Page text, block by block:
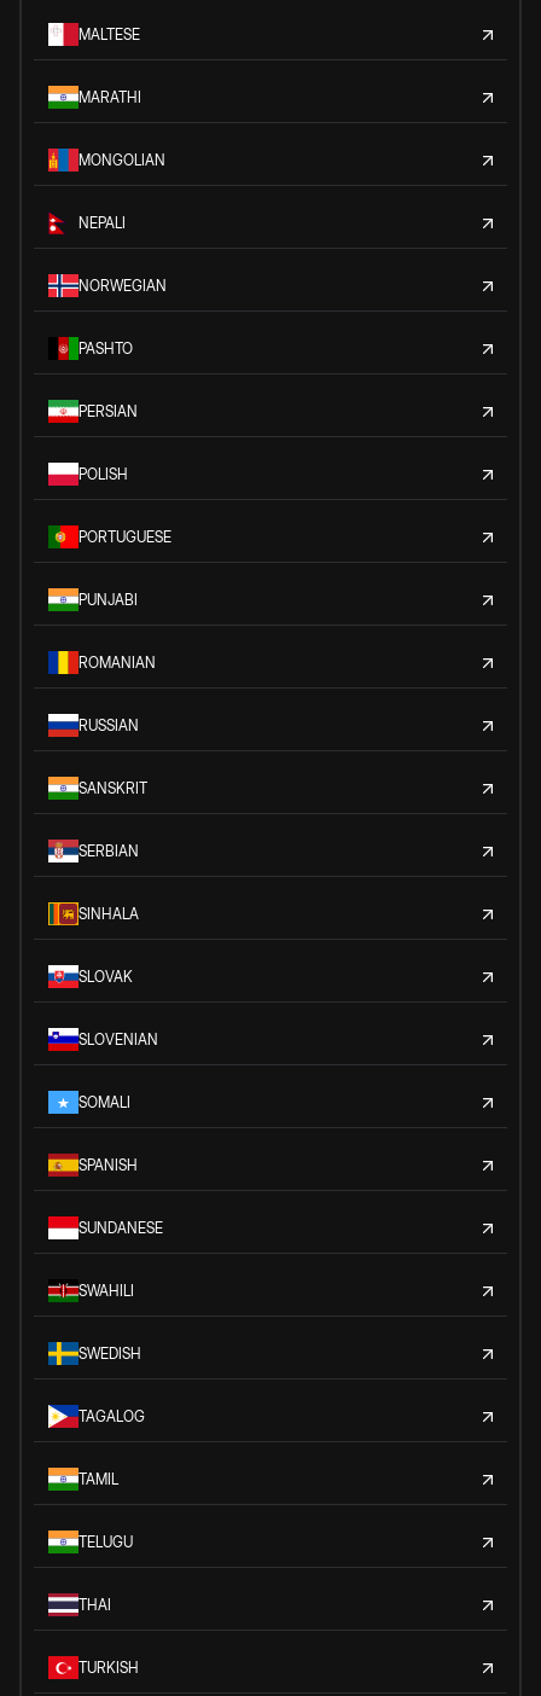
MALTESE
MARATHI
MONGOLIAN
NEPALI
NORWEGIAN
PASHTO
PERSIAN
POLISH
PORTUGUESE
PUNJABI
ROMANIAN
RUSSIAN
SANSKRIT
SERBIAN
SINHALA
SLOVAK
SLOVENIAN
SOMALI
SPANISH
SUNDANESE
SWAHILI
SWEDISH
TAGALOG
TAMIL
TELUGU
THAI
TURKISH